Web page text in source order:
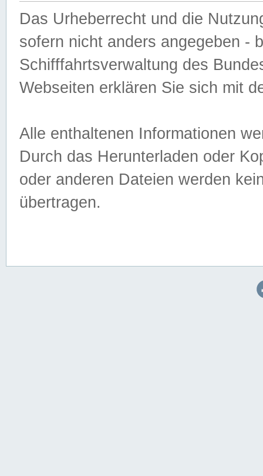
Das Urheberrecht und die
sofern nicht anders angegeben -
Schifffahrtsverwaltung des
Webseiten erklären Sie sich mit
Alle enthaltenen Informationen
Durch das Herunterladen oder
oder anderen Dateien werden
übertragen.